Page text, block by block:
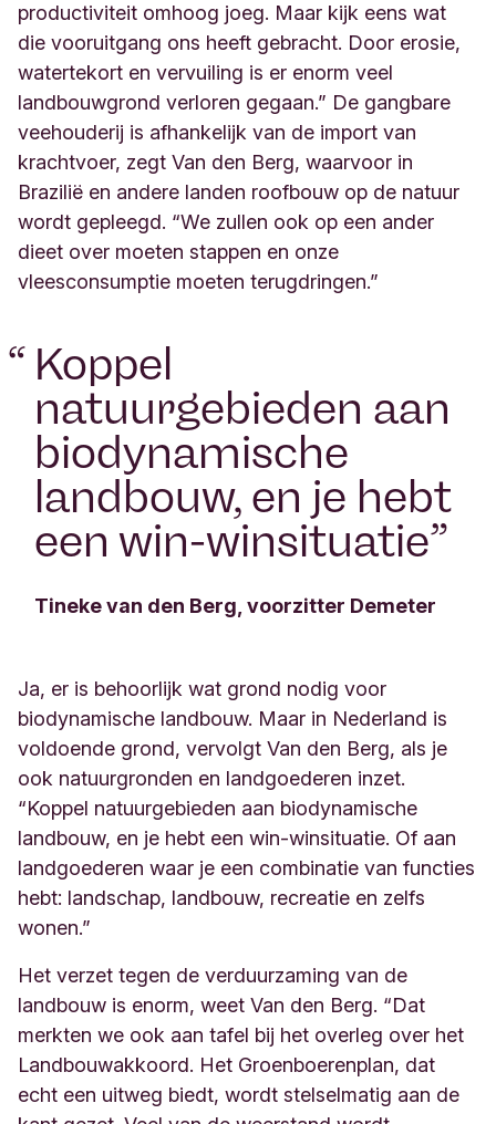
productiviteit omhoog joeg. Maar kijk eens wat
die vooruitgang ons heeft gebracht. Door erosie,
watertekort en vervuiling is er enorm veel
landbouwgrond verloren gegaan.” De gangbare
veehouderij is afhankelijk van de import van
krachtvoer, zegt Van den Berg, waarvoor in
Brazilië en andere landen roofbouw op de natuur
wordt gepleegd. “We zullen ook op een ander
dieet over moeten stappen en onze
vleesconsumptie moeten terugdringen.”
“ Koppel
natuurgebieden aan
biodynamische
landbouw, en je hebt
een win-winsituatie”
Tineke van den Berg, voorzitter Demeter
Ja, er is behoorlijk wat grond nodig voor
biodynamische landbouw. Maar in Nederland is
voldoende grond, vervolgt Van den Berg, als je
ook natuurgronden en landgoederen inzet.
“Koppel natuurgebieden aan biodynamische
landbouw, en je hebt een win-winsituatie. Of aan
landgoederen waar je een combinatie van functies
hebt: landschap, landbouw, recreatie en zelfs
wonen.”
Het verzet tegen de verduurzaming van de
landbouw is enorm, weet Van den Berg. “Dat
merkten we ook aan tafel bij het overleg over het
Landbouwakkoord. Het Groenboerenplan, dat
echt een uitweg biedt, wordt stelselmatig aan de